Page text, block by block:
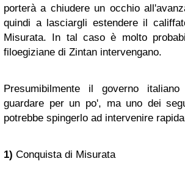
porterà a chiudere un occhio
quindi a lasciargli estendere il
Misurata. In tal caso è molto
filoegiziane di Zintan intervengano.
Presumibilmente il governo
guardare per un po', ma uno dei
potrebbe spingerlo ad intervenire
1) Conquista di Misurata